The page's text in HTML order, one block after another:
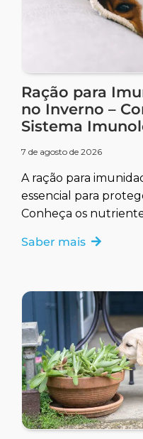
Ração para
no Inverno –
Sistema
7 de agosto de 2026
A ração para
essencial para
Conheça os
Saber mais